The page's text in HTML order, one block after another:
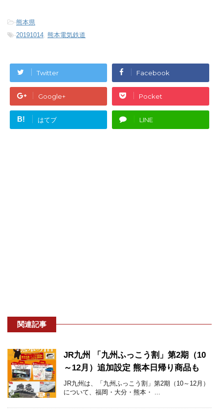
-熊本県
-20191014, 熊本電気鉄道
Twitter Facebook
Google+ Pocket
B! はてブ LINE
関連記事
JR九州 「九州ふっこう割」第2期（10
～12月）追加設定 熊本日帰り商品も
JR九州は、「九州ふっこう割」第2期（10～12月）
について、福岡・大分・熊本・ ...